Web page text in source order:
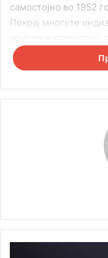
самостојно во 1952
Покрај многуте
југословенската
Беше член на
членовите на
графички карти
стиховите на Лорка.
графиката, од 1960
мозаици и шаблони
совет (1962)